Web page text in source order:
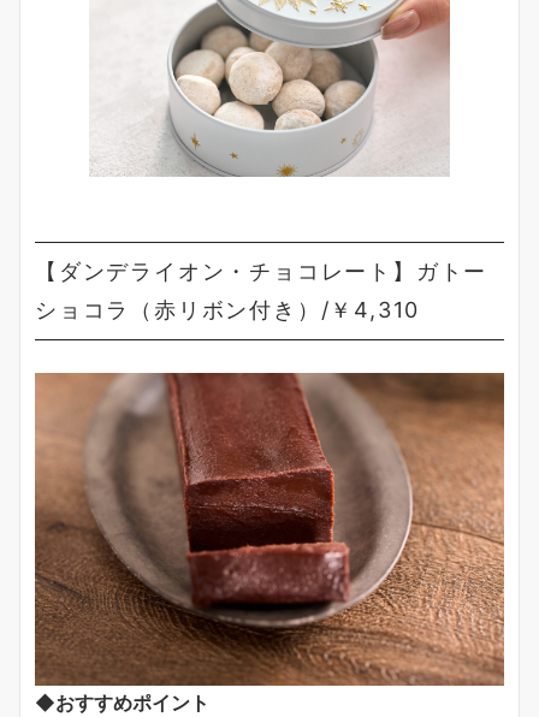
【ダンデライオン・チョコレート】ガトー
ショコラ（赤リボン付き）/￥4,310
◆おすすめポイント